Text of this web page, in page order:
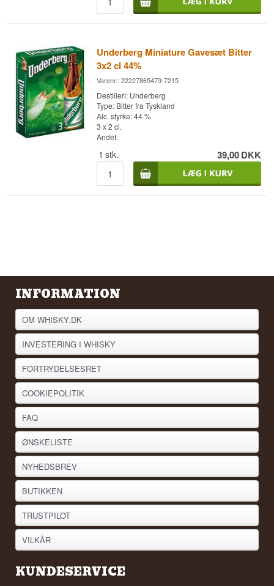
Underberg Miniature Gavesæt Bitter
3x2 cl 44%
Varenr.: 22227865479-7215
Destilleri: Underberg
Type: Bitter fra Tyskland
Alc. styrke: 44 %
3 x 2 cl.
Andet:
1 stk. 39,00DKK
INFORMATION
OM WHISKY.DK
INVESTERING I WHISKY
FORTRYDELSESRET
COOKIEPOLITIK
FAQ
ØNSKELISTE
NYHEDSBREV
BUTIKKEN
TRUSTPILOT
VILKÅR
KUNDESERVICE